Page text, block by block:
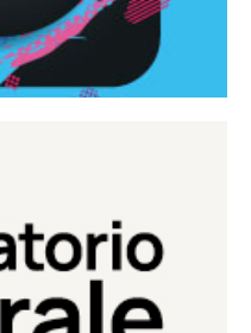
Eduardo de Filippo